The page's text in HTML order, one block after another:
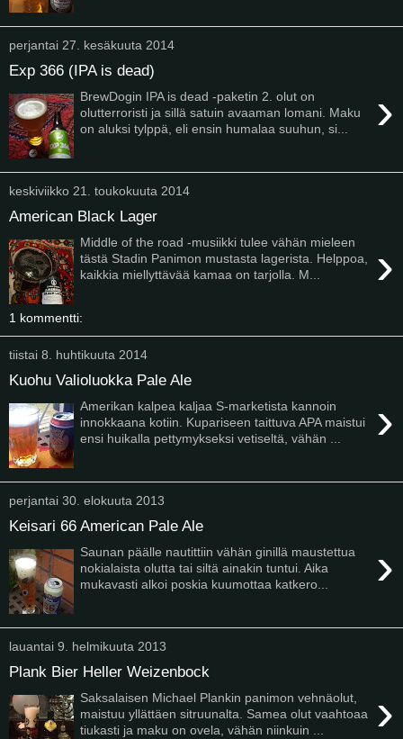
perjantai 27. kesäkuuta 2014
Exp 366 (IPA is dead)
›
BrewDogin IPA is dead -paketin 2. olut on
olutterroristi ja sillä satuin avaaman lomani. Maku
on aluksi tylppä, eli ensin humalaa suuhun, si...
keskiviikko 21. toukokuuta 2014
American Black Lager
›
Middle of the road -musiikki tulee vähän mieleen
tästä Stadin Panimon mustasta lagerista. Helppoa,
kaikkia miellyttävää kamaa on tarjolla. M...
1 kommentti:
tiistai 8. huhtikuuta 2014
Kuohu Valioluokka Pale Ale
›
Amerikan kalpea kaljaa S-marketista kannoin
innokkaana kotiin. Kupariseen taittuva APA maistui
ensi huikalla pettymykseksi vetiseltä, vähän ...
perjantai 30. elokuuta 2013
Keisari 66 American Pale Ale
›
Saunan päälle nautittiin vähän ginillä maustettua
nokialaista olutta tai siltä ainakin tuntui. Aika
mukavasti alkoi poskia kuumottaa katkero...
lauantai 9. helmikuuta 2013
Plank Bier Heller Weizenbock
›
Saksalaisen Michael Plankin panimon vehnäolut,
maistuu yllättäen sitruunalta. Samea olut vaahtoaa
tiukasti ja maku on ovela, vähän niinkuin ...